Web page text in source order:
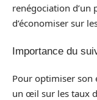
renégociation
d’économiser sur
Importance du
Pour optimiser son
un œil sur les taux